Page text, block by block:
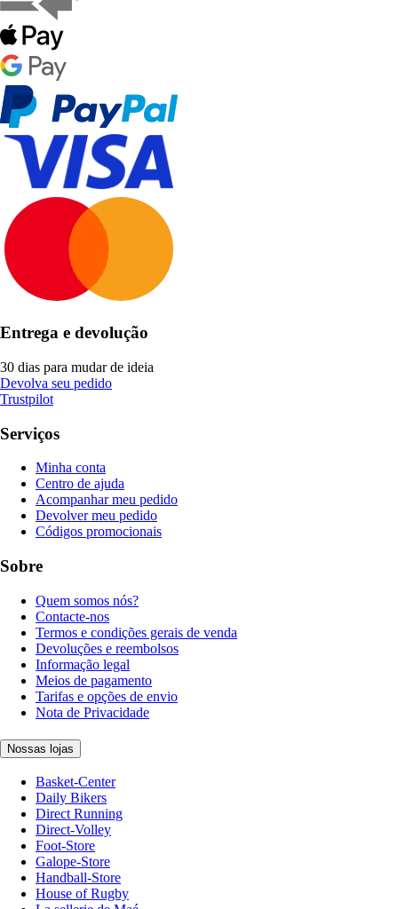
Entrega e devolução
30 dias para mudar de ideia
Devolva seu pedido
Trustpilot
Serviços
Minha conta
Centro de ajuda
Acompanhar meu pedido
Devolver meu pedido
Códigos promocionais
Sobre
Quem somos nós?
Contacte-nos
Termos e condições gerais de venda
Devoluções e reembolsos
Informação legal
Meios de pagamento
Tarifas e opções de envio
Nota de Privacidade
Nossas lojas
Basket-Center
Daily Bikers
Direct Running
Direct-Volley
Foot-Store
Galope-Store
Handball-Store
House of Rugby